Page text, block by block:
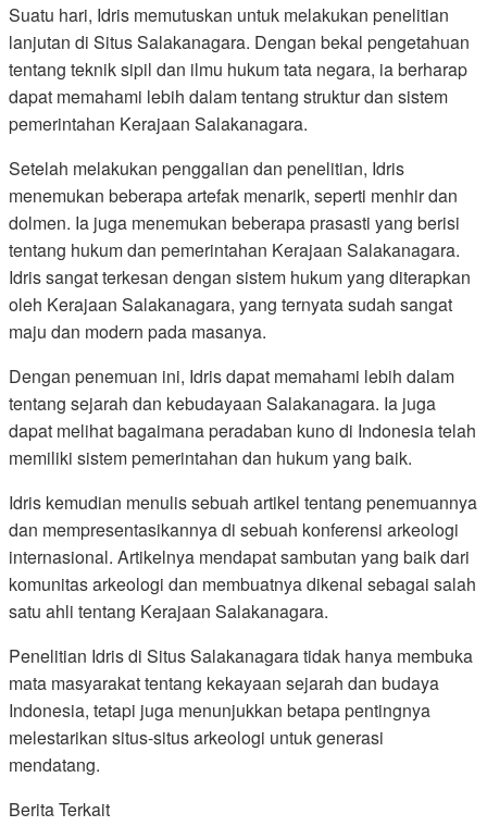
Suatu hari, Idris memutuskan untuk melakukan penelitian
lanjutan di Situs Salakanagara. Dengan bekal pengetahuan
tentang teknik sipil dan ilmu hukum tata negara, ia berharap
dapat memahami lebih dalam tentang struktur dan sistem
pemerintahan Kerajaan Salakanagara.
Setelah melakukan penggalian dan penelitian, Idris
menemukan beberapa artefak menarik, seperti menhir dan
dolmen. Ia juga menemukan beberapa prasasti yang berisi
tentang hukum dan pemerintahan Kerajaan Salakanagara.
Idris sangat terkesan dengan sistem hukum yang diterapkan
oleh Kerajaan Salakanagara, yang ternyata sudah sangat
maju dan modern pada masanya.
Dengan penemuan ini, Idris dapat memahami lebih dalam
tentang sejarah dan kebudayaan Salakanagara. Ia juga
dapat melihat bagaimana peradaban kuno di Indonesia telah
memiliki sistem pemerintahan dan hukum yang baik.
Idris kemudian menulis sebuah artikel tentang penemuannya
dan mempresentasikannya di sebuah konferensi arkeologi
internasional. Artikelnya mendapat sambutan yang baik dari
komunitas arkeologi dan membuatnya dikenal sebagai salah
satu ahli tentang Kerajaan Salakanagara.
Penelitian Idris di Situs Salakanagara tidak hanya membuka
mata masyarakat tentang kekayaan sejarah dan budaya
Indonesia, tetapi juga menunjukkan betapa pentingnya
melestarikan situs-situs arkeologi untuk generasi
mendatang.
Berita Terkait